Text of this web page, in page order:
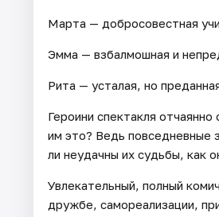
Марта — добросовестная
Эмма — взбалмошная и
Рита — усталая, но
Героини спектакля
им это? Ведь повседневные
ли неудачны их судьбы, как
Увлекательный, полный
дружбе, самореализации,